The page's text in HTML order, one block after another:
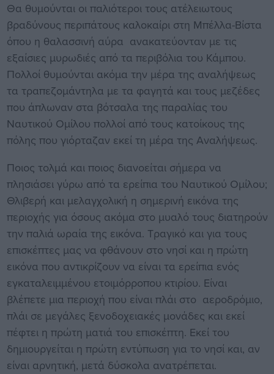
Θα θυμούνται οι παλιότεροι τους ατέλειωτους
βραδύνους περιπάτους καλοκαίρι στη Μπέλλα-Βίστα
όπου η θαλασσινή αύρα ανακατεύονταν με τις
εξαίσιες μυρωδιές από τα περιβόλια του Κάμπου.
Πολλοί θυμούνται ακόμα την μέρα της αναλήψεως
τα τραπεζομάντηλα με τα φαγητά και τους μεζέδες
που άπλωναν στα βότσαλα της παραλίας του
Ναυτικού Ομίλου πολλοί από τους κατοίκους της
πόλης που γιόρταζαν εκεί τη μέρα της Αναλήψεως.
Ποιος τολμά και ποιος διανοείται σήμερα να
πλησιάσει γύρω από τα ερείπια του Ναυτικού Ομίλου;
Θλιβερή και μελαγχολική η σημερινή εικόνα της
περιοχής για όσους ακόμα στο μυαλό τους διατηρούν
την παλιά ωραία της εικόνα. Τραγικό και για τους
επισκέπτες μας να φθάνουν στο νησί και η πρώτη
εικόνα που αντικρίζουν να είναι τα ερείπια ενός
εγκαταλειμμένου ετοιμόρροπου κτιρίου. Είναι
βλέπετε μια περιοχή που είναι πλάι στο αεροδρόμιο,
πλάι σε μεγάλες ξενοδοχειακές μονάδες και εκεί
πέφτει η πρώτη ματιά του επισκέπτη. Εκεί του
δημιουργείται η πρώτη εντύπωση για το νησί και, αν
είναι αρνητική, μετά δύσκολα ανατρέπεται.